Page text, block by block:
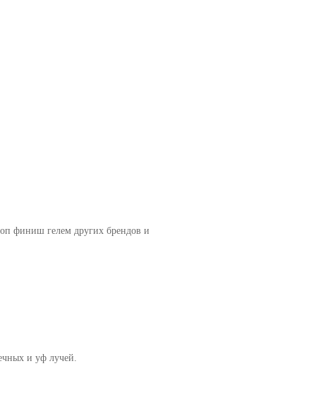
финиш гелем других брендов и
и уф лучей.